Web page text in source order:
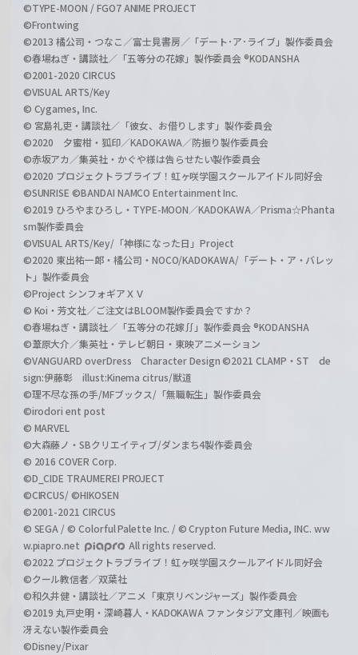
©TYPE-MOON / FGO7 ANIME PROJECT
©Frontwing
©2013 橘公司・つなこ／富士見書房／「デート･ア･ライブ」製作委員会
©春場ねぎ・講談社／「五等分の花嫁」製作委員会 ®KODANSHA
©2001-2020 CIRCUS
©VISUAL ARTS/Key
© Cygames, Inc.
© 宮島礼吏・講談社／「彼女、お借りします」製作委員会
©2020 夕蜜柑・狐印／KADOKAWA／防振り製作委員会
©赤坂アカ／集英社・かぐや様は告らせたい製作委員会
©2020 プロジェクトラブライブ！虹ヶ咲学園スクールアイドル同好会
©SUNRISE ©BANDAI NAMCO Entertainment Inc.
©2019 ひろやまひろし・TYPE-MOON／KADOKAWA／Prisma☆Phanta
sm製作委員会
©VISUAL ARTS/Key/「神様になった日」Project
©2020 東出祐一郎・橘公司・NOCO/KADOKAWA/「デート・ア・バレッ
ト」製作委員会
©Project シンフォギアＸＶ
© Koi・芳文社／ご注文はBLOOM製作委員会ですか？
©春場ねぎ・講談社／「五等分の花嫁∬」製作委員会 ®KODANSHA
©葦原大介／集英社・テレビ朝日・東映アニメーション
©VANGUARD overDress Character Design ©2021 CLAMP・ST de
sign:伊藤彰 illust:Kinema citrus/獣道
©理不尽な孫の手/MFブックス/「無職転生」製作委員会
©irodori ent post
© MARVEL
©大森藤ノ・SBクリエイティブ/ダンまち4製作委員会
© 2016 COVER Corp.
©D_CIDE TRAUMEREI PROJECT
©CIRCUS/ ©HIKOSEN
©2001-2021 CIRCUS
© SEGA / © Colorful Palette Inc. / © Crypton Future Media, INC. ww
w.piapro.net
All rights reserved.
©2022 プロジェクトラブライブ！虹ヶ咲学園スクールアイドル同好会
©クール教信者／双葉社
©和久井健・講談社／アニメ「東京リベンジャーズ」製作委員会
©2019 丸戸史明・深崎暮人・KADOKAWA ファンタジア文庫刊／映画も
冴えない製作委員会
©Disney/Pixar